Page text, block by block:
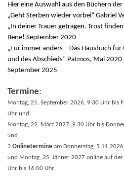
Hier eine Auswahl aus den Büchern
„Geht Sterben wieder vorbei“ Gabriel
„In deiner Trauer getragen. Trost
Bene! September 2020
„Für immer anders – Das Hausbuch
und des Abschieds“ Patmos, Mai
September 2025
Termine:
Montag, 21. September 2026, 9:30 Uhr bis
Uhr und
Montag, 22. März 2027, 9:30 Uhr bis
und
3 Onlinetermine am Donnerstag,
und Montag, 25. Jänner 2027 online auf
Uhr bis 16:00 Uhr